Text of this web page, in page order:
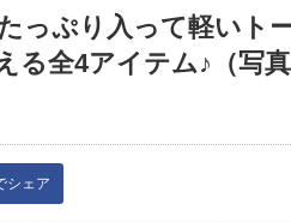
っぷり入って軽いト
全4アイテム♪（写真
シェア